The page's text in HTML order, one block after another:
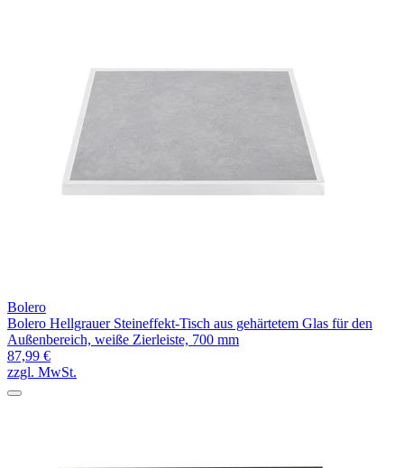
Bolero
Bolero Hellgrauer Steineffekt-Tisch aus gehärtetem Glas für den
Außenbereich, weiße Zierleiste, 700 mm
87,99 €
zzgl. MwSt.